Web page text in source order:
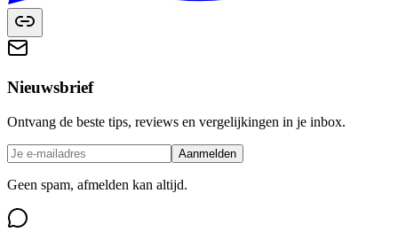
Nieuwsbrief
Ontvang de beste tips, reviews en vergelijkingen in je inbox.
Aanmelden
Geen spam, afmelden kan altijd.